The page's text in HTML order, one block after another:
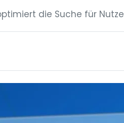
optimiert die Suche für